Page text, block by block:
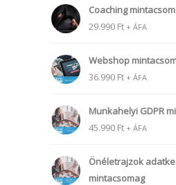
Coaching
29.990 Ft + ÁFA
Webshop
36.990 Ft + ÁFA
Munkahelyi GDPR
45.990 Ft + ÁFA
Önéletrajzok
mintacsomag